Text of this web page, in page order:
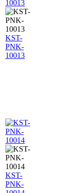
KST-
PNK-
10013
KST-
PNK-